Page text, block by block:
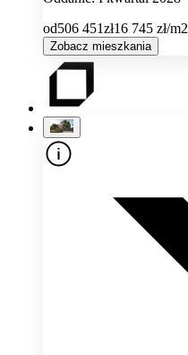
od506 451zł16 745 zł/m2
Zobacz mieszkania